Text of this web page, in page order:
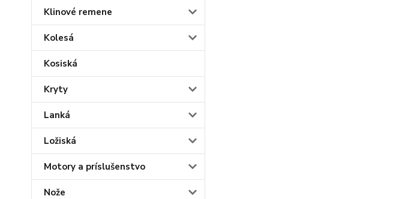
Klinové remene
Kolesá
Kosiská
Kryty
Lanká
Ložiská
Motory a príslušenstvo
Nože